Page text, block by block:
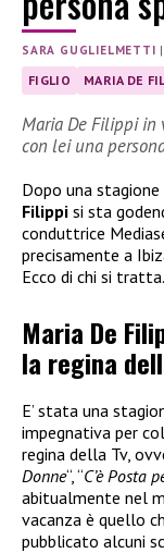
SARA GUGLIELMETTI |
FIGLIO MARIA DE
Maria De Filippi in
con lei una
Dopo una
Filippi si sta
conduttrice
precisamente a
Ecco di chi si tratta.
Maria De
la regina
E’ stata una
impegnativa per
regina della Tv,
Donne“, “C’è Posta
abitualmente nel
vacanza è quello
pubblicato alcuni